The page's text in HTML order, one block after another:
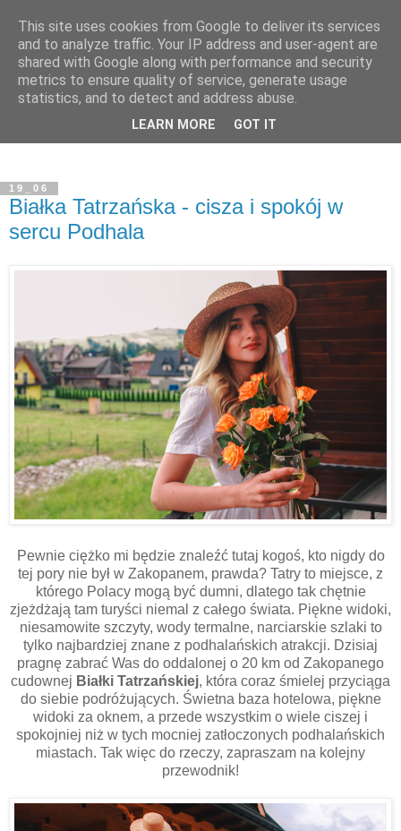
19_06
Białka Tatrzańska - cisza i spokój w
sercu Podhala
Pewnie ciężko mi będzie znaleźć tutaj kogoś, kto nigdy do
tej pory nie był w Zakopanem, prawda? Tatry to miejsce, z
którego Polacy mogą być dumni, dlatego tak chętnie
zjeżdżają tam turyści niemal z całego świata. Piękne widoki,
niesamowite szczyty, wody termalne, narciarskie szlaki to
tylko najbardziej znane z podhalańskich atrakcji. Dzisiaj
pragnę zabrać Was do oddalonej o 20 km od Zakopanego
cudownej Białki Tatrzańskiej, która coraz śmielej przyciąga
do siebie podróżujących. Świetna baza hotelowa, piękne
widoki za oknem, a przede wszystkim o wiele ciszej i
spokojniej niż w tych mocniej zatłoczonych podhalańskich
miastach. Tak więc do rzeczy, zapraszam na kolejny
przewodnik!
This site uses cookies from Google to deliver its services
and to analyze traffic. Your IP address and user-agent are
shared with Google along with performance and security
metrics to ensure quality of service, generate usage
statistics, and to detect and address abuse.
LEARN MORE GOT IT